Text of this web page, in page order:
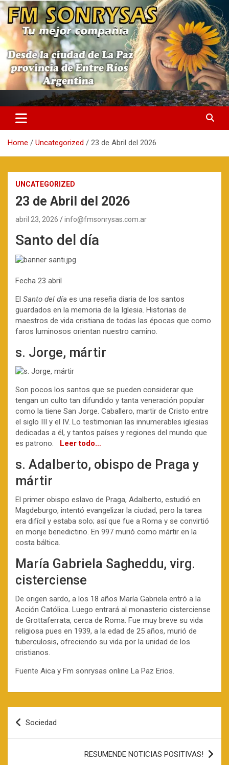
Skip
to
content
fmsonrysas.com.ar
Home Uncategorized 23 de Abril del 2026
UNCATEGORIZED
23 de Abril del 2026
abril 23, 2026 info@fmsonrysas.com.ar
Santo del día
Fecha 23 abril
El Santo del día es una reseña diaria de los santos
guardados en la memoria de la Iglesia. Historias de
maestros de vida cristiana de todas las épocas que como
faros luminosos orientan nuestro camino.
s. Jorge, mártir
Son pocos los santos que se pueden considerar que
tengan un culto tan difundido y tanta veneración popular
como la tiene San Jorge. Caballero, martir de Cristo entre
el siglo III y el IV. Lo testimonian las innumerables iglesias
dedicadas a él, y tantos países y regiones del mundo que
es patrono. Leer todo…
s. Adalberto, obispo de Praga y
mártir
El primer obispo eslavo de Praga, Adalberto, estudió en
Magdeburgo, intentó evangelizar la ciudad, pero la tarea
era difícil y estaba solo; así que fue a Roma y se convirtió
en monje benedictino. En 997 murió como mártir en la
costa báltica.
María Gabriela Sagheddu, virg.
cisterciense
De origen sardo, a los 18 años María Gabriela entró a la
Acción Católica. Luego entrará al monasterio cisterciense
de Grottaferrata, cerca de Roma. Fue muy breve su vida
religiosa pues en 1939, a la edad de 25 años, murió de
tuberculosis, ofreciendo su vida por la unidad de los
cristianos.
Fuente Aica y Fm sonrysas online La Paz Erios.
Navegación
de
Sociedad
RESUMENDE NOTICIAS POSITIVAS!